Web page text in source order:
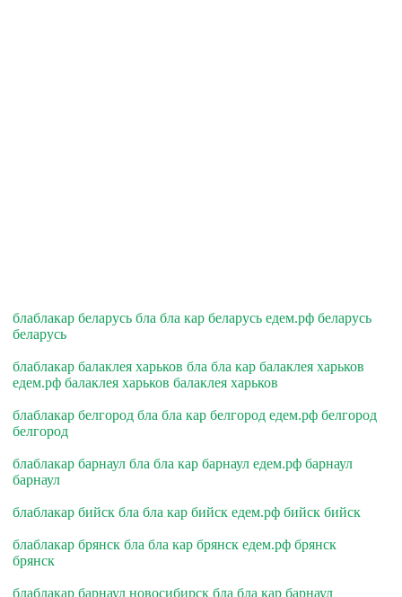
блаблакар беларусь бла бла кар беларусь едем.рф беларусь
беларусь
блаблакар балаклея харьков бла бла кар балаклея харьков
едем.рф балаклея харьков балаклея харьков
блаблакар белгород бла бла кар белгород едем.рф белгород
белгород
блаблакар барнаул бла бла кар барнаул едем.рф барнаул
барнаул
блаблакар бийск бла бла кар бийск едем.рф бийск бийск
блаблакар брянск бла бла кар брянск едем.рф брянск
брянск
блаблакар барнаул новосибирск бла бла кар барнаул